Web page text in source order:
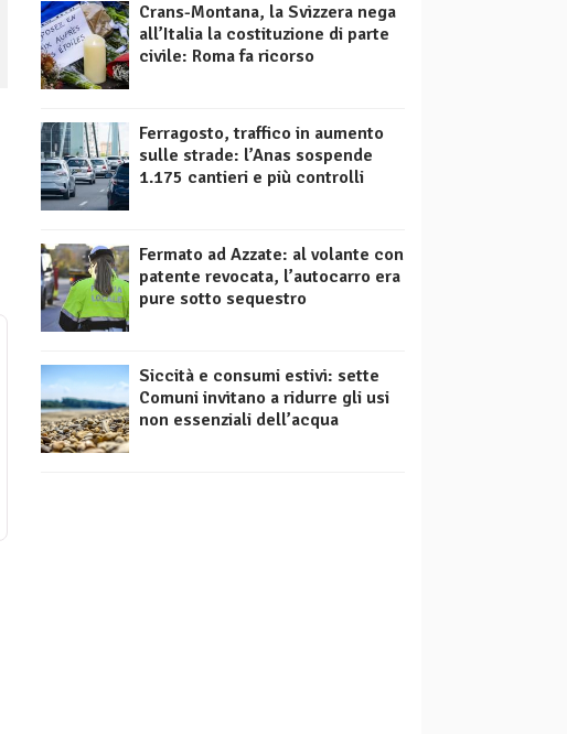
Crans-Montana, la Svizzera nega
all’Italia la costituzione di parte
civile: Roma fa ricorso
Ferragosto, traffico in aumento
sulle strade: l’Anas sospende
1.175 cantieri e più controlli
Fermato ad Azzate: al volante con
patente revocata, l’autocarro era
pure sotto sequestro
Siccità e consumi estivi: sette
Comuni invitano a ridurre gli usi
non essenziali dell’acqua